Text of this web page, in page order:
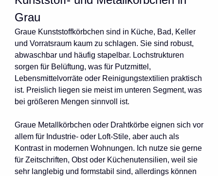
Grau
Graue Kunststoffkörbchen sind in Küche, Bad, Keller
und Vorratsraum kaum zu schlagen. Sie sind robust,
abwaschbar und häufig stapelbar. Lochstrukturen
sorgen für Belüftung, was für Putzmittel,
Lebensmittelvorräte oder Reinigungstextilien praktisch
ist. Preislich liegen sie meist im unteren Segment, was
bei größeren Mengen sinnvoll ist.
Graue Metallkörbchen oder Drahtkörbe eignen sich vor
allem für Industrie- oder Loft-Stile, aber auch als
Kontrast in modernen Wohnungen. Ich nutze sie gerne
für Zeitschriften, Obst oder Küchenutensilien, weil sie
sehr langlebig und formstabil sind, allerdings können